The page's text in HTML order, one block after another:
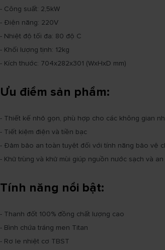
- Công suất: 2,5kW
- Điện năng: 220V
- Nhiệt độ tối đa: 80 độ C
- Khối lượng tịnh: 12kg
- Kích thước: 704x282x301 (WxHxD mm)
Ưu điểm sản phẩm:
- Thiết kế nhỏ gọn, phù hợp cho các không gian
- Tiết kiệm điện và tiền bạc
- Đảm bảo an toàn tuyệt đối với tính năng bảo vệ
- Khử trùng và khử mùi giúp nguồn nước sạch và
Tính năng nổi bật:
- Thanh đốt 100% đồng chất lượng cao
- Bình chứa tráng men Titan
- Rơ le nhiệt cơ TBST